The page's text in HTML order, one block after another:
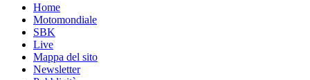
Home
Motomondiale
SBK
Live
Mappa del sito
Newsletter